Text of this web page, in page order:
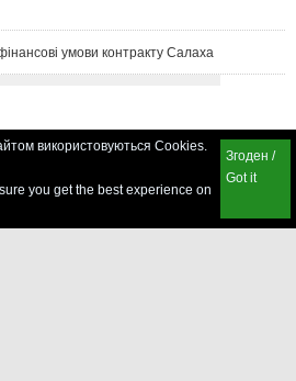
умови контракту Салаха
використовуються Cookies.
you get the best experience on
Згоден /
Got it